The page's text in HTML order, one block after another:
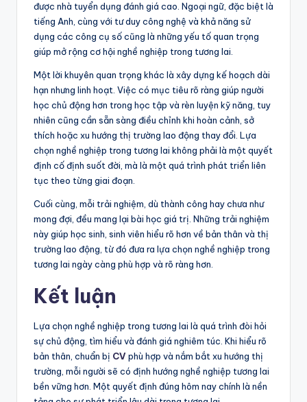
được nhà tuyển dụng đánh giá cao. Ngoại ngữ, đặc biệt là
tiếng Anh, cùng với tư duy công nghệ và khả năng sử
dụng các công cụ số cũng là những yếu tố quan trọng
giúp mở rộng cơ hội nghề nghiệp trong tương lai.
Một lời khuyên quan trọng khác là xây dựng kế hoạch dài
hạn nhưng linh hoạt. Việc có mục tiêu rõ ràng giúp người
học chủ động hơn trong học tập và rèn luyện kỹ năng, tuy
nhiên cũng cần sẵn sàng điều chỉnh khi hoàn cảnh, sở
thích hoặc xu hướng thị trường lao động thay đổi. Lựa
chọn nghề nghiệp trong tương lai không phải là một quyết
định cố định suốt đời, mà là một quá trình phát triển liên
tục theo từng giai đoạn.
Cuối cùng, mỗi trải nghiệm, dù thành công hay chưa như
mong đợi, đều mang lại bài học giá trị. Những trải nghiệm
này giúp học sinh, sinh viên hiểu rõ hơn về bản thân và thị
trường lao động, từ đó đưa ra lựa chọn nghề nghiệp trong
tương lai ngày càng phù hợp và rõ ràng hơn.
Kết luận
Lựa chọn nghề nghiệp trong tương lai là quá trình đòi hỏi
sự chủ động, tìm hiểu và đánh giá nghiêm túc. Khi hiểu rõ
bản thân, chuẩn bị CVphù hợp và nắm bắt xu hướng thị
trường, mỗi người sẽ có định hướng nghề nghiệp tương lai
bền vững hơn. Một quyết định đúng hôm nay chính là nền